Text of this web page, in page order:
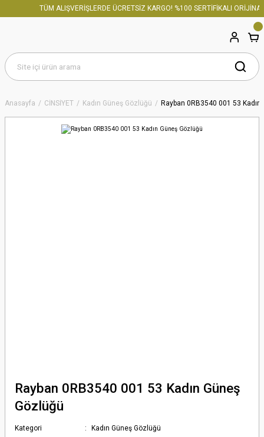
TÜM ALIŞVERİŞLERDE ÜCRETSİZ KARGO! %100 SERTİFİKALI ORİJİNAL
Anasayfa CİNSİYET Kadın Güneş Gözlüğü Rayban 0RB3540 001 53
Rayban 0RB3540 001 53 Kadın Güneş
Gözlüğü
Kategori
Kadın Güneş Gözlüğü